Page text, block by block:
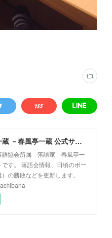
まくれ！！一蔵 －春風亭一蔵 公式サイト－
語協会所属 落語家 春風亭一
す。 落語会情報、日頃のボー
の勝敗などを更新します。